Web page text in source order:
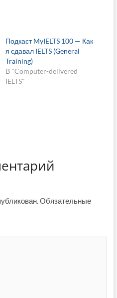
Подкаст MyIELTS 100 — Как
я сдавал IELTS (General
Training)
В "Computer-delivered
IELTS"
Обязательные